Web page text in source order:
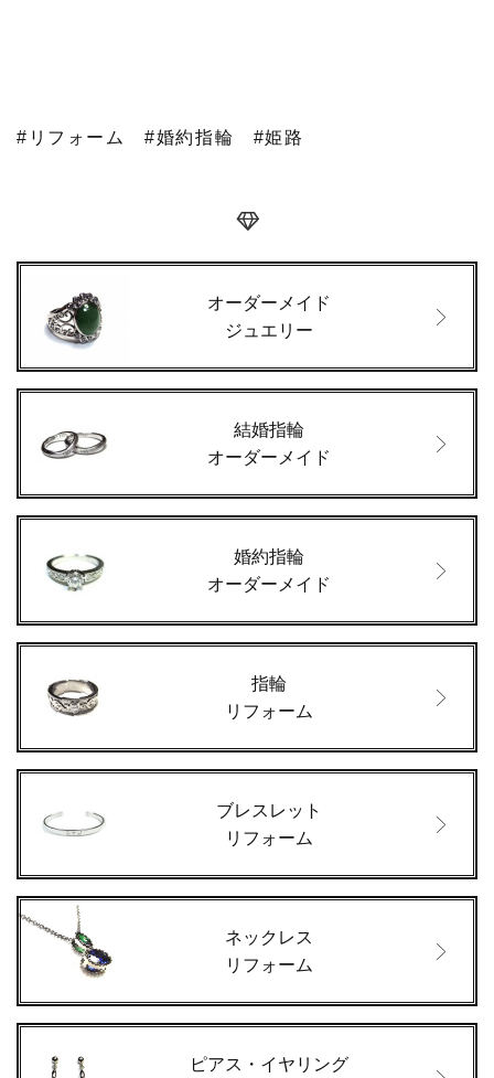
#リフォーム #婚約指輪 #姫路
オーダーメイド
ジュエリー
結婚指輪
オーダーメイド
婚約指輪
オーダーメイド
指輪
リフォーム
ブレスレット
リフォーム
ネックレス
リフォーム
ピアス・イヤリング